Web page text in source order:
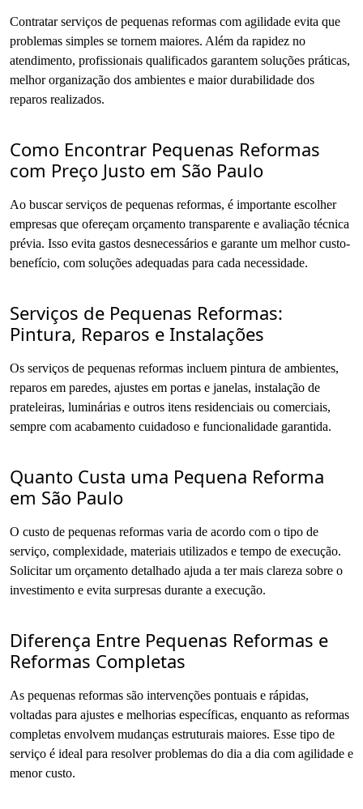
Contratar serviços de pequenas reformas com agilidade evita que
problemas simples se tornem maiores. Além da rapidez no
atendimento, profissionais qualificados garantem soluções práticas,
melhor organização dos ambientes e maior durabilidade dos
reparos realizados.
Como Encontrar Pequenas Reformas
com Preço Justo em São Paulo
Ao buscar serviços de pequenas reformas, é importante escolher
empresas que ofereçam orçamento transparente e avaliação técnica
prévia. Isso evita gastos desnecessários e garante um melhor custo-
benefício, com soluções adequadas para cada necessidade.
Serviços de Pequenas Reformas:
Pintura, Reparos e Instalações
Os serviços de pequenas reformas incluem pintura de ambientes,
reparos em paredes, ajustes em portas e janelas, instalação de
prateleiras, luminárias e outros itens residenciais ou comerciais,
sempre com acabamento cuidadoso e funcionalidade garantida.
Quanto Custa uma Pequena Reforma
em São Paulo
O custo de pequenas reformas varia de acordo com o tipo de
serviço, complexidade, materiais utilizados e tempo de execução.
Solicitar um orçamento detalhado ajuda a ter mais clareza sobre o
investimento e evita surpresas durante a execução.
Diferença Entre Pequenas Reformas e
Reformas Completas
As pequenas reformas são intervenções pontuais e rápidas,
voltadas para ajustes e melhorias específicas, enquanto as reformas
completas envolvem mudanças estruturais maiores. Esse tipo de
serviço é ideal para resolver problemas do dia a dia com agilidade e
menor custo.